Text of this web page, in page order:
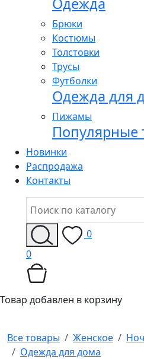
Брюки
Костюмы
Толстовки
Трусы
Футболки
Одежда для
Пижамы
Популярные
Новинки
Распродажа
Контакты
0
0
Товар добавлен в корзину
Все товары Женское
Одежда для дома